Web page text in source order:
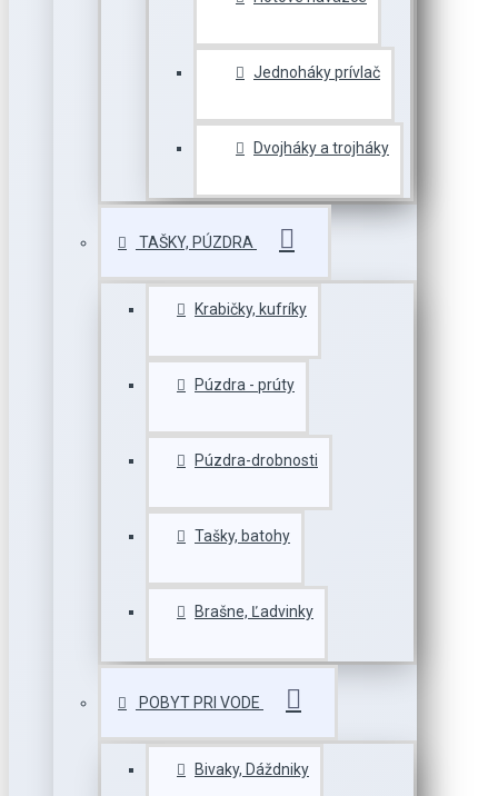
Jednoháky prívlač
Dvojháky a trojháky
TAŠKY, PÚZDRA
Krabičky, kufríky
Púzdra - prúty
Púzdra-drobnosti
Tašky, batohy
Brašne, Ľadvinky
POBYT PRI VODE
Bivaky, Dáždniky